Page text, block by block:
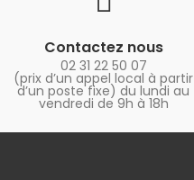
Contactez nous
02 31 22 50 07
(prix d’un appel local à partir
d’un poste fixe) du lundi au
vendredi de 9h à 18h